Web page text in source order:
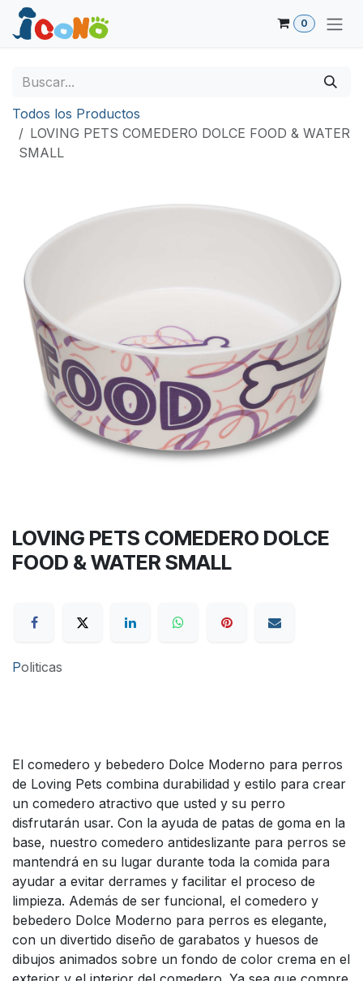
Ir al contenido
0
Todos los Productos
LOVING PETS COMEDERO DOLCE FOOD & WATER
SMALL
LOVING PETS COMEDERO DOLCE
FOOD & WATER SMALL
Politicas
El comedero y bebedero Dolce Moderno para perros
de Loving Pets combina durabilidad y estilo para crear
un comedero atractivo que usted y su perro
disfrutarán usar. Con la ayuda de patas de goma en la
base, nuestro comedero antideslizante para perros se
mantendrá en su lugar durante toda la comida para
ayudar a evitar derrames y facilitar el proceso de
limpieza. Además de ser funcional, el comedero y
bebedero Dolce Moderno para perros es elegante,
con un divertido diseño de garabatos y huesos de
dibujos animados sobre un fondo de color crema en el